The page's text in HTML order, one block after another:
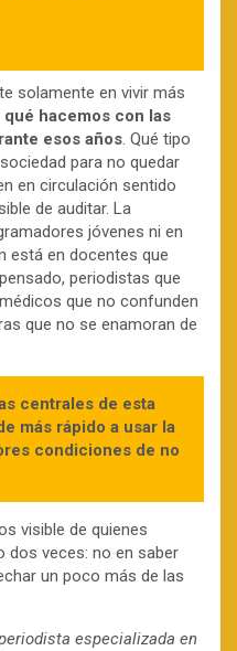
solamente en vivir más
qué hacemos con las
esos años. Qué tipo
para no quedar
en circulación sentido
de auditar. La
jóvenes ni en
está en docentes que
periodistas que
que no confunden
que no se enamoran de
centrales de esta
más rápido a usar la
condiciones de no
visible de quienes
dos veces: no en saber
un poco más de las
especializada en